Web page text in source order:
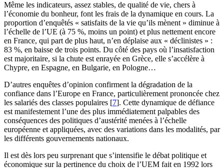
Même les indicateurs, assez stables, de qualité de vie, chers à
l’économie du bonheur, font les frais de la dynamique en cours. La
proportion d’enquêtés « satisfaits de la vie qu’ils mènent » diminue à
l’échelle de l’UE (à 75 %, moins un point) et plus nettement encore
en France, qui part de plus haut, n’en déplaise aux « déclinistes » :
83 %, en baisse de trois points. Du côté des pays où l’insatisfaction
est majoritaire, si la chute est enrayée en Grèce, elle s’accélère à
Chypre, en Espagne, en Bulgarie, en Pologne…
D’autres enquêtes d’opinion confirment la dégradation de la
confiance dans l’Europe en France, particulièrement prononcée chez
les salariés des classes populaires [7]. Cette dynamique de défiance
est manifestement l’une des plus immédiatement palpables des
conséquences des politiques d’austérité menées à l’échelle
européenne et appliquées, avec des variations dans les modalités, par
les différents gouvernements nationaux.
Il est dès lors peu surprenant que s’intensifie le débat politique et
économique sur la pertinence du choix de l’UEM fait en 1992 lors